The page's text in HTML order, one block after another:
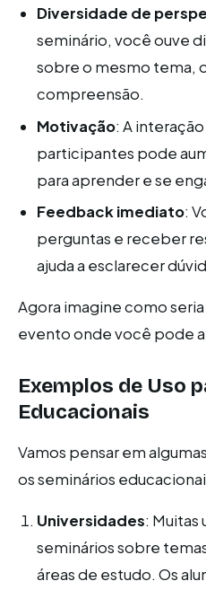
Diversidade de
seminário, você ouve
sobre o mesmo tema,
compreensão.
Motivação: A
participantes pode
para aprender e se
Feedback imediato:
perguntas e receber
ajuda a esclarecer
Agora imagine como
evento onde você pode
Exemplos de Uso
Educacionais
Vamos pensar em
os seminários
Universidades: Muitas
seminários sobre
áreas de estudo. Os